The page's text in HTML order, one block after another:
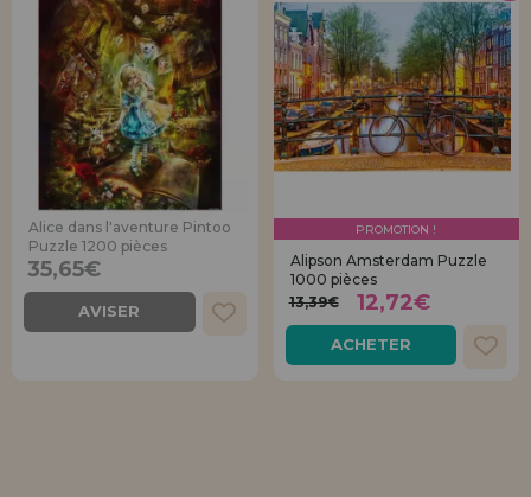
Alice dans l'aventure Pintoo
Puzzle 1200 pièces
35,65€
AVISER
PROMOTION !
Alipson Amsterdam Puzzle
1000 pièces
13,39€
12,72€
ACHETER